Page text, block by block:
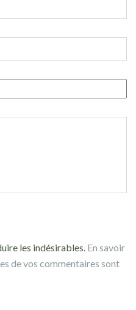
les indésirables. En savoir
de vos commentaires sont